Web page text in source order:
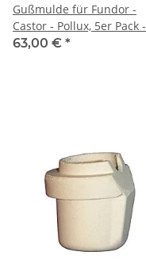
Gußmulde für Fundor -
Castor - Pollux, 5er Pack -
tief-
63,00 € *